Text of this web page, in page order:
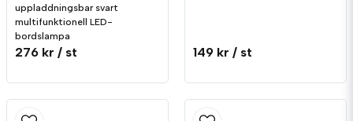
uppladdningsbar svart
multifunktionell LED-
bordslampa
276 kr / st 149 kr / st